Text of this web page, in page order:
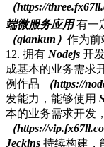
（https://
端微服务应用有一
（qiankun） 作为前
12. 拥有 Nodejs 开
成基本的业务需求
例作品
（https://
发能力，能够使用
本的业务需求开发
（https://
Jeckins 持续构建，